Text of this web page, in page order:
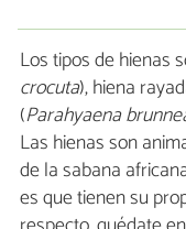
Los tipos de hienas
crocuta), hiena
(Parahyaena
Las hienas son
de la sabana
es que tienen su